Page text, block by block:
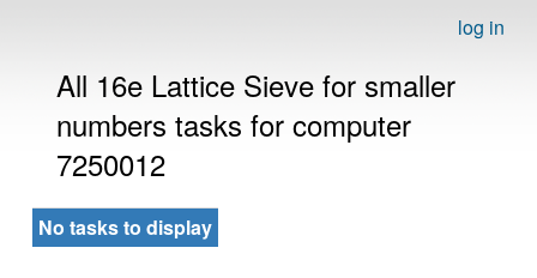
log in
All 16e Lattice Sieve for smaller
numbers tasks for computer
7250012
No tasks to display